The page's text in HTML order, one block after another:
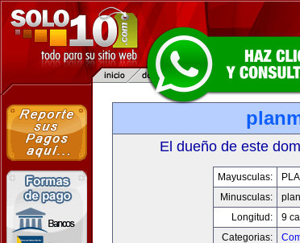
El dueño de este
Mayusculas:
Minusculas:
Longitud:
9
Categorias: